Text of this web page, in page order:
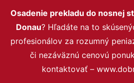
Osadenie prekladu do nosnej
Donau? Hľadáte na to
profesionálov za rozumný
či nezáväznú cenovú
kontaktovať –